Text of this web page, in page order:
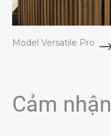
Model Versatile Pro
Cảm nhận